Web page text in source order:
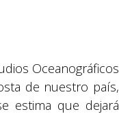
Oceanográficos
de nuestro país,
estima que dejará